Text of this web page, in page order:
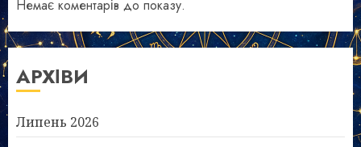
Немає коментарів до показу.
АРХІВИ
Липень 2026